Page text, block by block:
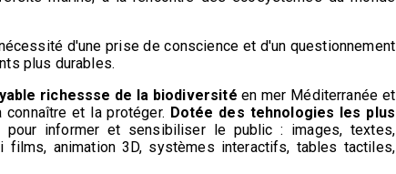
d'une prise de conscience et d'un questionnement
plus durables.
richessse de la biodiversité en mer Méditerranée et
et la protéger. Dotée des tehnologies les plus
informer et sensibiliser le public : images, textes,
animation 3D, systèmes interactifs, tables tactiles,